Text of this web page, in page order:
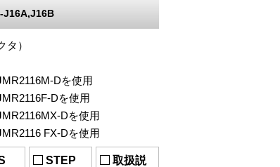
J16A,J16B
）
Dを使用
Dを使用
Dを使用
FX-Dを使用
STEP
取扱説